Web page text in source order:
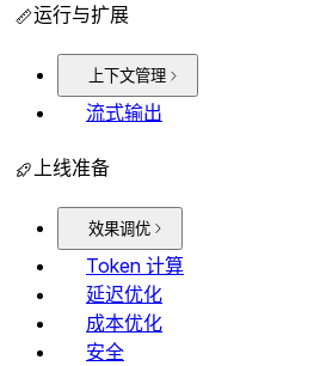
运行与扩展
上下文管理
流式输出
上线准备
效果调优
Token 计算
延迟优化
成本优化
安全